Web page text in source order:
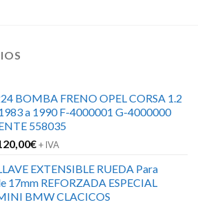
BOMBA FRENO OPEL CORSA 1.2
a 1990 F-4000001 G-4000000
558035
€El
actual
es:
120,00€.
+ IVA
EXTENSIBLE RUEDA Para
17mm REFORZADA ESPECIAL
BMW CLACICOS